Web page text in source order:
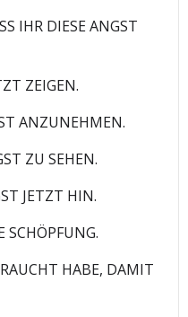
IHR DIESE ANGST
ZEIGEN.
ANZUNEHMEN.
ZU SEHEN.
JETZT HIN.
SCHÖPFUNG.
HABE, DAMIT